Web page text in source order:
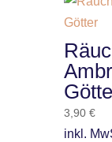
3,90 €
inkl.